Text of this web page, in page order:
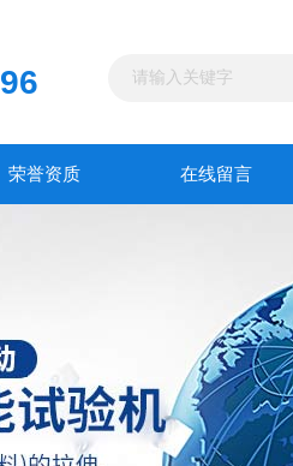
荣誉资质 在线留言